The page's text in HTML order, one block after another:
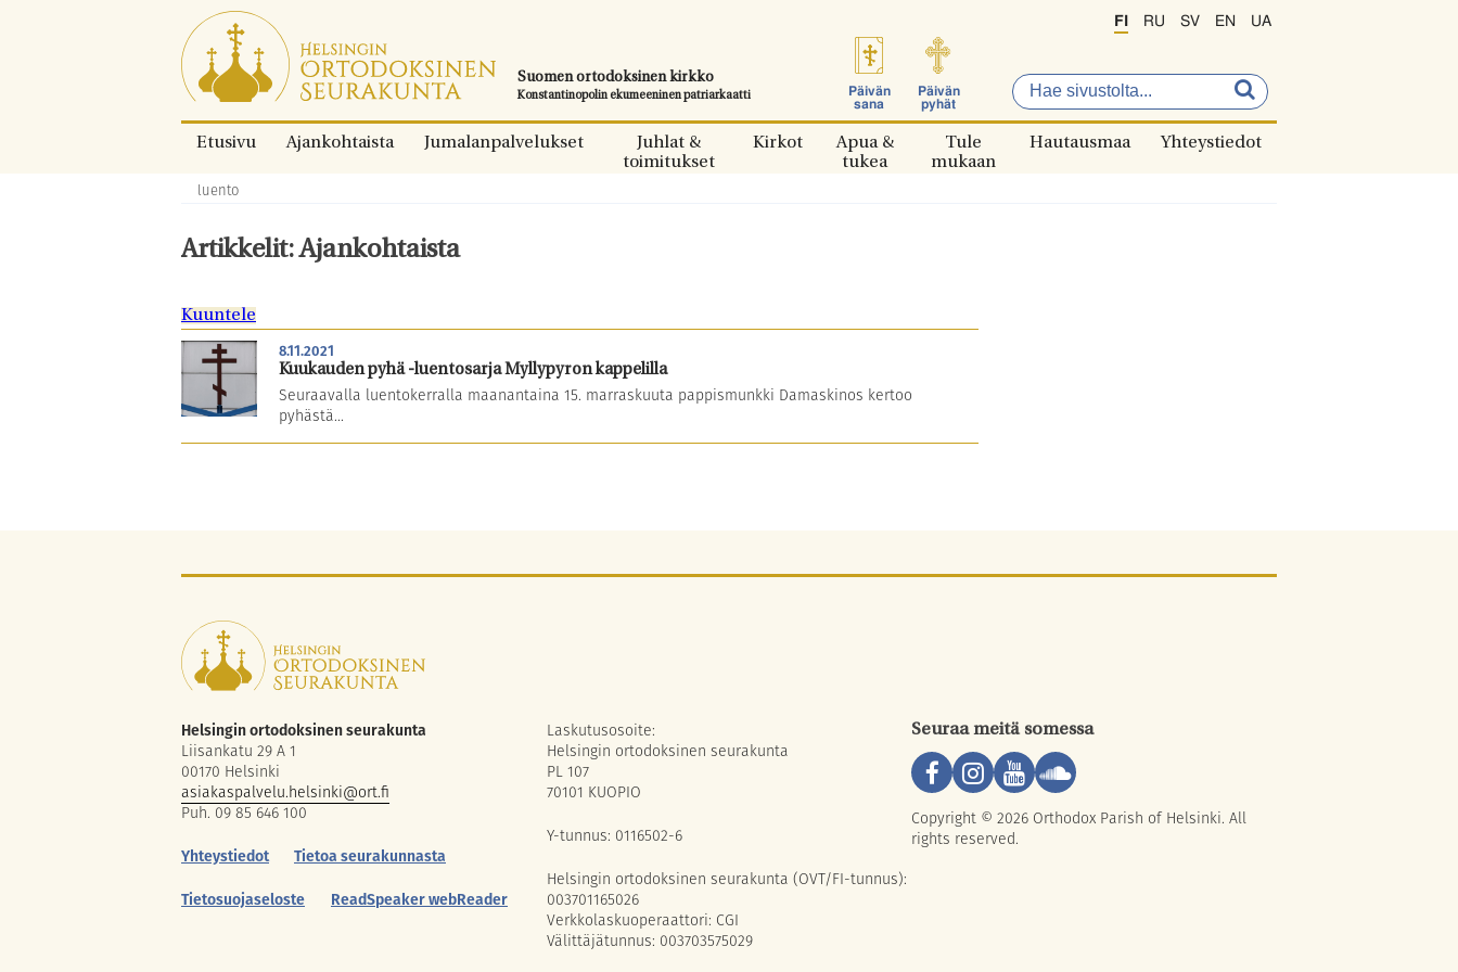
Siirry
suoraan
sisältöön.
Suomen ortodoksinen kirkko
Konstantinopolin ekumeeninen patriarkaatti
Päivän
sana
Päivän
pyhät
FI RU SV EN UA
Etusivu Ajankohtaista Jumalanpalvelukset
Juhlat &
toimitukset
Kirkot
Apua &
tukea
Tule
mukaan
Hautausmaa Yhteystiedot
Murupolku:
luento
Artikkelit: Ajankohtaista
Kuuntele
8.11.2021
Kuukauden pyhä -luentosarja Myllypyron kappelilla
Seuraavalla luentokerralla maanantaina 15. marraskuuta pappismunkki Damaskinos kertoo
pyhästä...
Helsingin ortodoksinen seurakunta
Liisankatu 29 A 1
00170 Helsinki
asiakaspalvelu.helsinki@ort.fi
Puh. 09 85 646 100
Yhteystiedot
Tietoa seurakunnasta
Tietosuojaseloste
ReadSpeaker webReader
Laskutusosoite:
Helsingin ortodoksinen seurakunta
PL 107
70101 KUOPIO
Y-tunnus: 0116502-6
Helsingin ortodoksinen seurakunta (OVT/FI-tunnus):
003701165026
Verkkolaskuoperaattori: CGI
Välittäjätunnus: 003703575029
Seuraa meitä somessa
Copyright © 2026 Orthodox Parish of Helsinki. All
rights reserved.